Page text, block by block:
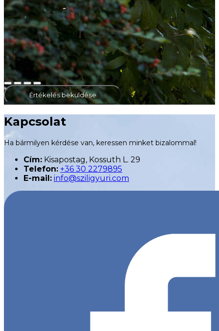
Értékelés beküldése
Kapcsolat
Ha bármilyen kérdése van, keressen minket bizalommal!
Cím: Kisapostag, Kossuth L. 29
Telefon: +36 30 2279895
E-mail: info@sziligyuri.com